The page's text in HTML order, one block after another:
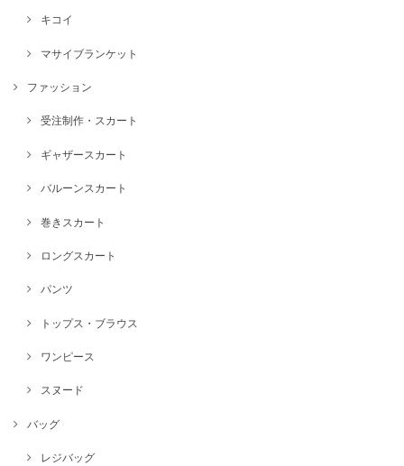
キコイ
マサイブランケット
ファッション
受注制作・スカート
ギャザースカート
バルーンスカート
巻きスカート
ロングスカート
パンツ
トップス・ブラウス
ワンピース
スヌード
バッグ
レジバッグ